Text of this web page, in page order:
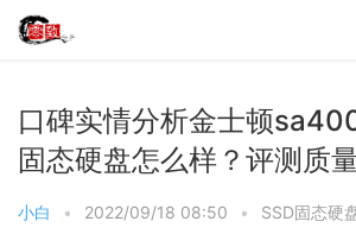
口碑实情分析金士顿
固态硬盘怎么样？评测质
小白 • 2022/09/18 08:50 • SSD固态硬